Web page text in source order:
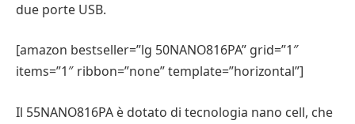
due porte USB.
[amazon bestseller=”lg 50NANO816PA” grid=”1″
items=”1″ ribbon=”none” template=”horizontal”]
Il 55NANO816PA è dotato di tecnologia nano cell, che